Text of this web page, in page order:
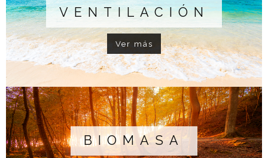
VENTILACIÓN
Ver más
BIOMASA